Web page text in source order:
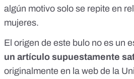
algún motivo solo se repite en
mujeres.
El origen de este bulo no es un
un artículo supuestamente
originalmente en la web de la